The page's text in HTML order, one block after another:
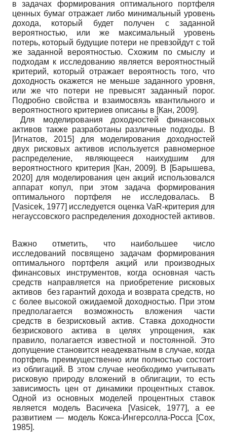
в задачах формирования оптимального портфеля
ценных бумаг отражает либо минимальный уровень
дохода, который будет получен с заданной
вероятностью, или же максимальный уровень
потерь, который будущие потери не превзойдут с той
же заданной вероятностью. Схожим по смыслу и
подходам к исследованию является вероятностный
критерий, который отражает вероятность того, что
доходность окажется не меньше заданного уровня,
или же что потери не превысят заданный порог.
Подробно свойства и взаимосвязь квантильного и
вероятностного критериев описаны в [Кан, 2009].
Для моделирования доходностей финансовых
активов также разработаны различные подходы. В
[Игнатов, 2015]
для моделирования доходностей
двух рисковых активов используется равномерное
распределение, являющееся наихудшим для
вероятностного критерия [Кан, 2009]. В [Барышева,
2020] для моделирования цен акций использовался
аппарат копул, при этом задача формирования
оптимального портфеля не исследовалась. В
[Vasicek, 1977] исследуется оценка VaR-критерия для
негауссовского распределения доходностей активов.
Важно отметить, что наибольшее число
исследований посвящено задачам формирования
оптимального портфеля акций или производных
финансовых инструментов, когда основная часть
средств направляется на приобретение рисковых
активов без гарантий дохода и возврата средств, но
с более высокой ожидаемой доходностью. При этом
предполагается возможность вложения части
средств в безрисковый актив. Ставка доходности
безрискового актива в целях упрощения, как
правило, полагается известной и постоянной. Это
допущение становится неадекватным в случае, когда
портфель преимущественно или полностью состоит
из облигаций. В этом случае необходимо учитывать
рисковую природу вложений в облигации, то есть
зависимость цен от динамики процентных ставок.
Одной из основных моделей процентных ставок
является модель Васичека
[Vasicek, 1977], а ее
развитием — модель Кокса-Ингерсолла-Росса [Cox,
1985].